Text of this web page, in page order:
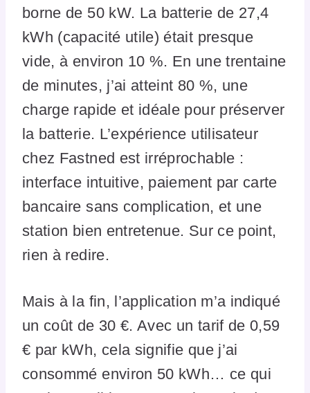
borne de 50 kW. La batterie de 27,4
kWh (capacité utile) était presque
vide, à environ 10 %. En une trentaine
de minutes, j’ai atteint 80 %, une
charge rapide et idéale pour préserver
la batterie. L’expérience utilisateur
chez Fastned est irréprochable :
interface intuitive, paiement par carte
bancaire sans complication, et une
station bien entretenue. Sur ce point,
rien à redire.
Mais à la fin, l’application m’a indiqué
un coût de 30 €. Avec un tarif de 0,59
€ par kWh, cela signifie que j’ai
consommé environ 50 kWh… ce qui